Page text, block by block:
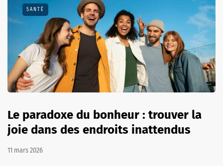
SANTÉ
Le paradoxe du bonheur : trouver la
joie dans des endroits inattendus
11 mars 2026